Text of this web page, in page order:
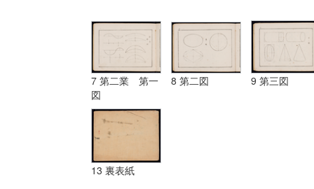
7 第二業 第一
図
8 第二図 9 第三図
13 裏表紙